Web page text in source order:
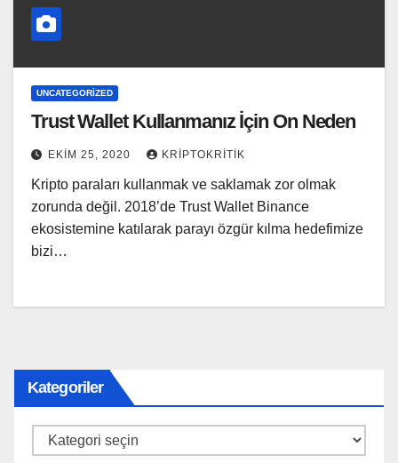
UNCATEGORIZED
Trust Wallet Kullanmanız İçin On Neden
EKIM 25, 2020 KRIPTOKRITIK
Kripto paraları kullanmak ve saklamak zor olmak
zorunda değil. 2018’de Trust Wallet Binance
ekosistemine katılarak parayı özgür kılma hedefimize
bizi…
Kategoriler
Kategoriler